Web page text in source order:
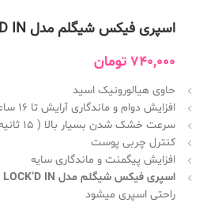
اسپری فیکس شیگلم مدل LOCK’D IN
740,000 تومان
حاوی هیالورونیک اسید
افزایش دوام و ماندگاری آرایش تا 16 ساعت
سرعت خشک شدن بسیار بالا ( 15 ثانیه )
کنترل چربی پوست
افزایش پیگمنت و ماندگاری سایه
اسپری فیکس شیگلم مدل LOCK’D IN
راحتی اسپری میشود